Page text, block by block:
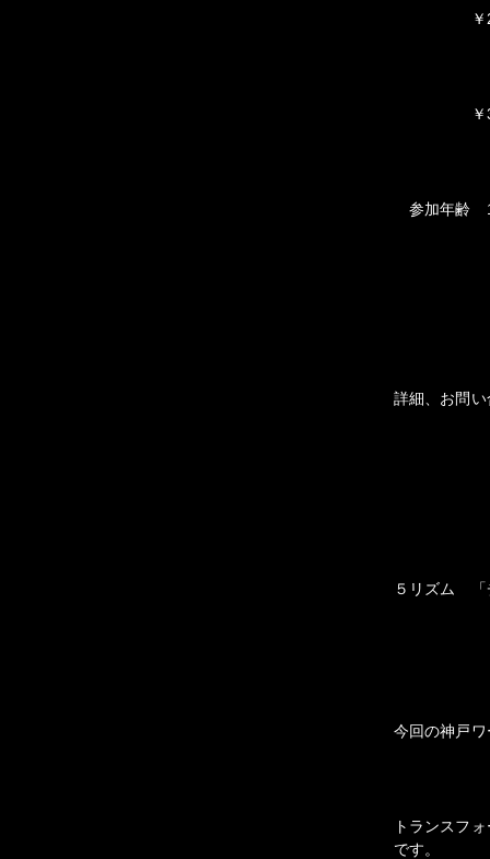
￥29000
￥31000
参加年齢
詳細、お問
５リズム 「
今回の神戸
トランスフ
です。